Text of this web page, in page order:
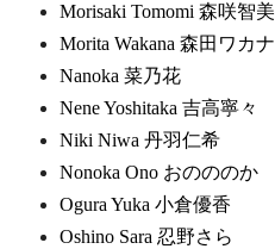
Morisaki Tomomi 森咲智美
Morita Wakana 森田ワカナ
Nanoka 菜乃花
Nene Yoshitaka 吉高寧々
Niki Niwa 丹羽仁希
Nonoka Ono おのののか
Ogura Yuka 小倉優香
Oshino Sara 忍野さら